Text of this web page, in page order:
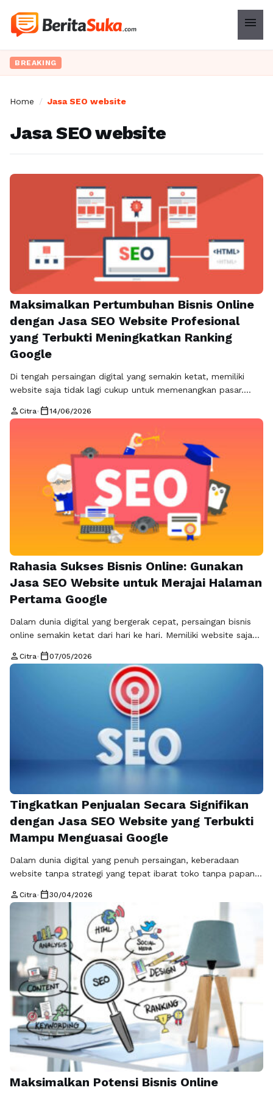
menu
BREAKING
Home / Jasa SEO website
Jasa SEO website
Maksimalkan Pertumbuhan Bisnis Online
dengan Jasa SEO Website Profesional
yang Terbukti Meningkatkan Ranking
Google
Di tengah persaingan digital yang semakin ketat, memiliki
website saja tidak lagi cukup untuk memenangkan pasar.
pengguna di Google, namun hanya mereka yang berada di
terbesar. Jika website Anda belum tampil di posisi strategis,
maka saatnya mempertimbangkan penggunaan jasa seo
website sebagai langkah serius …Read more
person Citra• calendar_today14/06/2026
Rahasia Sukses Bisnis Online: Gunakan
Jasa SEO Website untuk Merajai Halaman
Pertama Google
Dalam dunia digital yang bergerak cepat, persaingan bisnis
online semakin ketat dari hari ke hari. Memiliki website saja
Tanpa strategi yang tepat, website Anda akan sulit
ditemukan di mesin pencari. Di sinilah peran jasa SEO
website menjadi sangat penting sebagai solusi efektif untuk
meningkatkan visibilitas dan mendongkrak …
person Citra• calendar_today07/05/2026
Tingkatkan Penjualan Secara Signifikan
dengan Jasa SEO Website yang Terbukti
Mampu Menguasai Google
Dalam dunia digital yang penuh persaingan, keberadaan
website tanpa strategi yang tepat ibarat toko tanpa papan
dari kompetitor. Inilah alasan mengapa jasa SEO website
menjadi solusi penting bagi siapa pun yang ingin
meningkatkan visibilitas sekaligus memperkuat posisi bisnis di
mesin pencari seperti Google. Menggunakan jasa SEO
website …Read more
person Citra• calendar_today30/04/2026
Maksimalkan Potensi Bisnis Online